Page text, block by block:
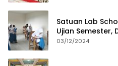
Satuan Lab
Ujian Semester,
Proses
03/12/2024